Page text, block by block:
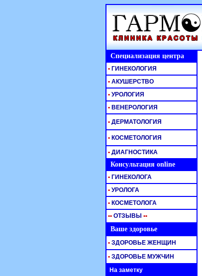
Специализация центра
• ГИНЕКОЛОГИЯ
• АКУШЕРСТВО
• УРОЛОГИЯ
• ВЕНЕРОЛОГИЯ
• ДЕРМАТОЛОГИЯ
• КОСМЕТОЛОГИЯ
• ДИАГНОСТИКА
Консультация online
• ГИНЕКОЛОГА
• УРОЛОГА
• КОСМЕТОЛОГА
•• ОТЗЫВЫ ••
Ваше здоровье
• ЗДОРОВЬЕ ЖЕНЩИН
• ЗДОРОВЬЕ МУЖЧИН
На заметку